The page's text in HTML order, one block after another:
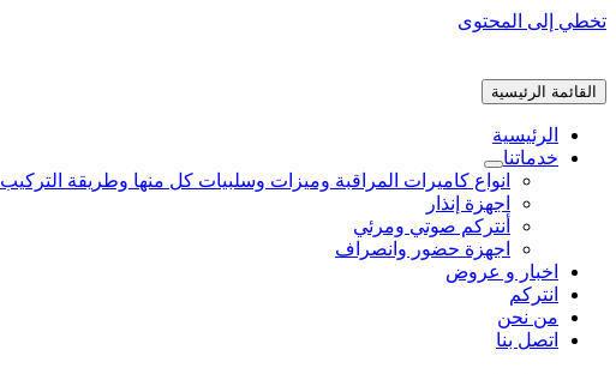
تخطي إلى المحتوى
القائمة الرئيسية
الرئيسية
خدماتنا
انواع كاميرات المراقبة وميزات وسلبيات كل منها وطريقة التركيب
اجهزة إنذار
أنتركم صوتي ومرئي
اجهزة حضور وانصراف
اخبار و عروض
انتركم
من نحن
اتصل بنا